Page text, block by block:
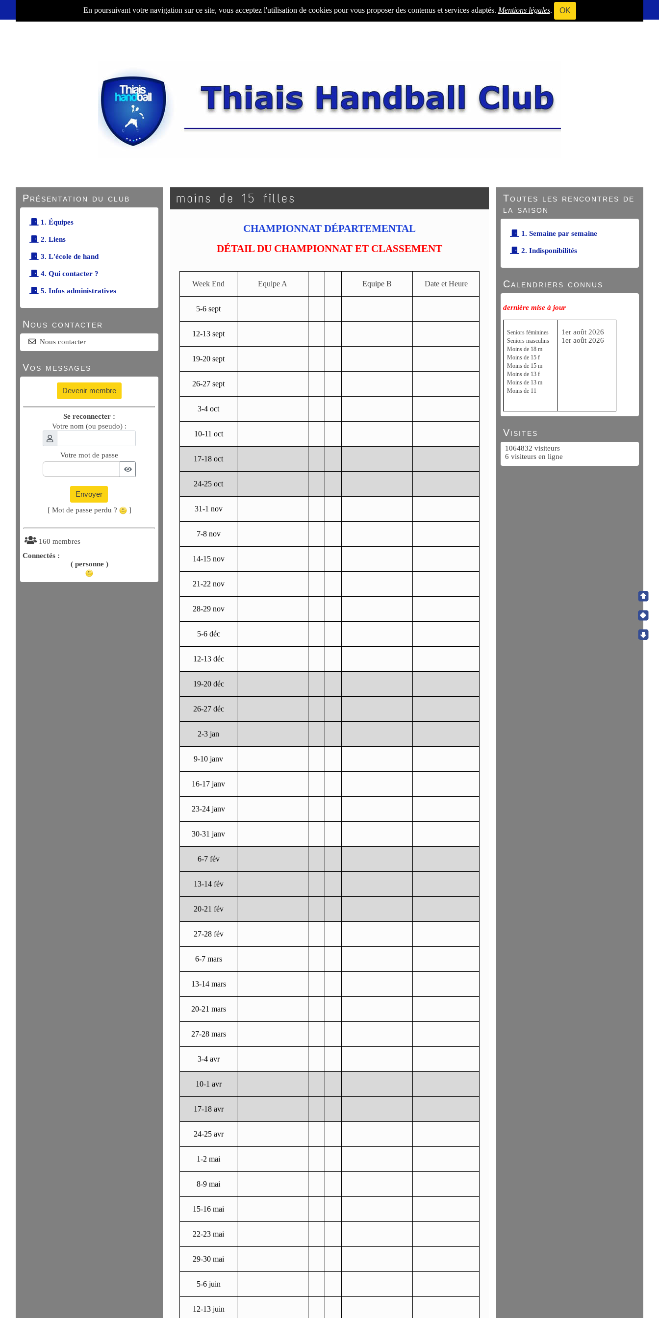
En poursuivant votre navigation sur ce site, vous acceptez l'utilisation de cookies pour vous proposer des contenus et services adaptés. Mentions légales. OK
Présentation du club
1. Équipes
2. Liens
3. L'école de hand
4. Qui contacter ?
5. Infos administratives
Nous contacter
Nous contacter
Vos messages
Devenir membre
Se reconnecter :
Votre nom (ou pseudo) :
Votre mot de passe
Envoyer
[ Mot de passe perdu ? ]
160 membres
Connectés :
( personne )
moins de 15 filles
CHAMPIONNAT DÉPARTEMENTAL
DÉTAIL DU CHAMPIONNAT ET CLASSEMENT
Week End Equipe A Equipe B Date et Heure
5-6 sept
12-13 sept
19-20 sept
26-27 sept
3-4 oct
10-11 oct
17-18 oct
24-25 oct
31-1 nov
7-8 nov
14-15 nov
21-22 nov
28-29 nov
5-6 déc
12-13 déc
19-20 déc
26-27 déc
2-3 jan
9-10 janv
16-17 janv
23-24 janv
30-31 janv
6-7 fév
13-14 fév
20-21 fév
27-28 fév
6-7 mars
13-14 mars
20-21 mars
27-28 mars
3-4 avr
10-1 avr
17-18 avr
24-25 avr
1-2 mai
8-9 mai
15-16 mai
22-23 mai
29-30 mai
5-6 juin
12-13 juin
Toutes les rencontres de
la saison
1. Semaine par semaine
2. Indisponibilités
Calendriers connus
dernière mise à jour
Seniors féminines
Seniors masculins
Moins de 18 m
Moins de 15 f
Moins de 15 m
Moins de 13 f
Moins de 13 m
Moins de 11
1er août 2026
1er août 2026
Visites
1064832 visiteurs
6 visiteurs en ligne